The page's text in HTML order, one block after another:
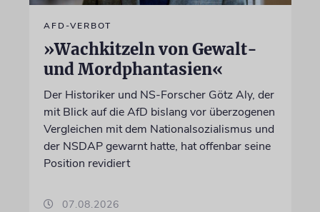
AFD-VERBOT
»Wachkitzeln von Gewalt-
und Mordphantasien«
Der Historiker und NS-Forscher Götz Aly, der
mit Blick auf die AfD bislang vor überzogenen
Vergleichen mit dem Nationalsozialismus und
der NSDAP gewarnt hatte, hat offenbar seine
Position revidiert
07.08.2026